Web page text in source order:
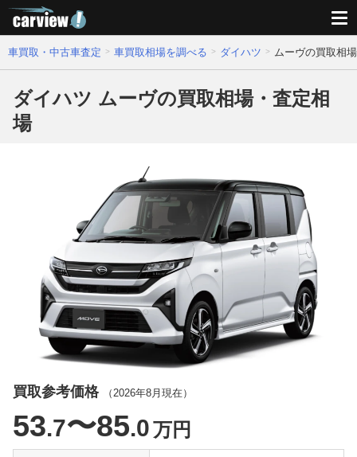
車買取・中古車査定 車買取相場を調べる ダイハツ ムーヴの買取相
ダイハツ ムーヴの買取相場・査定相
場
買取参考価格 （ 2026年8月 現在）
53.7〜85.0万円